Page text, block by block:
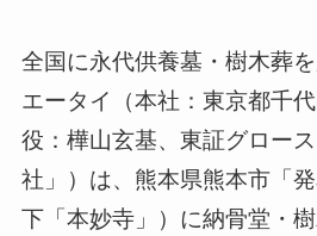
全国に永代供養墓・樹木葬
エータイ（本社：東京都千
役：樺山玄基、東証グロー
社」）は、熊本県熊本市「
下「本妙寺」）に納骨堂・樹